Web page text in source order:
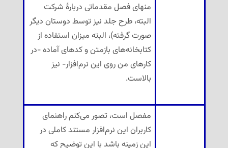
منهای فصل مقدماتی دربارهٔ شرکت
البته، طرح جلد نیز توسط دوستان دیگر
صورت گرفته)، البته میزان استفاده از
کتابخانه‌های بازمتن و کدهای آماده -در
کارهای من روی این نرم‌افزار- نیز
بالاست.
مفصل است، تصور می‌کنم راهنمای
کاربران این نرم‌افزار مستند کاملی در
این زمینه باشد با این توضیح که